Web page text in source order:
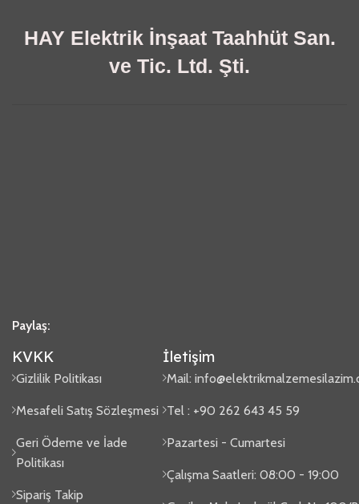
HAY Elektrik İnşaat Taahhüt San.
ve Tic. Ltd. Şti.
Paylaş:
KVKK
Gizlilik Politikası
Mesafeli Satış Sözleşmesi
Geri Ödeme ve İade
Politikası
Sipariş Takip
İletişim
Mail:
Tel : +90 262 643 45 59
Pazartesi - Cumartesi
Çalışma Saatleri: 08:00 - 19:00